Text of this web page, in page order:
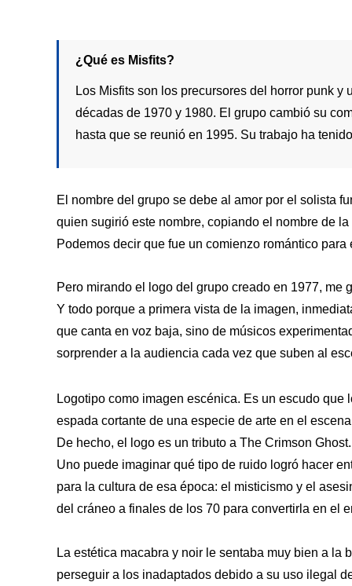
¿Qué es Misfits?
Los Misfits son los precursores del horror punk
décadas de 1970 y 1980. El grupo cambió su
hasta que se reunió en 1995. Su trabajo ha
El nombre del grupo se debe al amor por el solista
quien sugirió este nombre, copiando el nombre de
Podemos decir que fue un comienzo romántico
Pero mirando el logo del grupo creado en 1977, me
Y todo porque a primera vista de la imagen,
que canta en voz baja, sino de músicos
sorprender a la audiencia cada vez que suben al
Logotipo como imagen escénica. Es un escudo
espada cortante de una especie de arte en el
De hecho, el logo es un tributo a The Crimson
Uno puede imaginar qué tipo de ruido logró hacer
para la cultura de esa época: el misticismo y el
del cráneo a finales de los 70 para convertirla en el
La estética macabra y noir le sentaba muy bien a
perseguir a los inadaptados debido a su uso ilegal